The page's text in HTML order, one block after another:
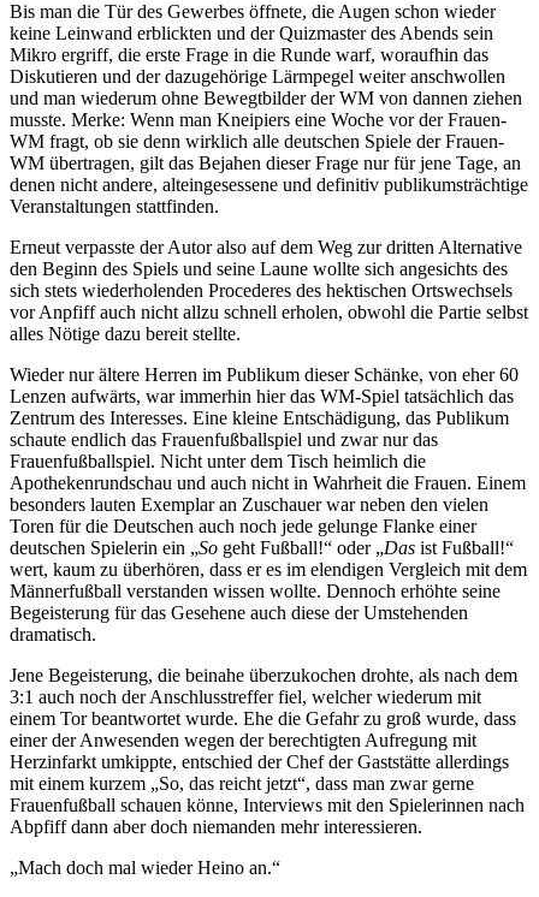
Bis man die Tür des Gewerbes öffnete, die Augen schon wieder
keine Leinwand erblickten und der Quizmaster des Abends sein
Mikro ergriff, die erste Frage in die Runde warf, woraufhin das
Diskutieren und der dazugehörige Lärmpegel weiter anschwollen
und man wiederum ohne Bewegtbilder der WM von dannen ziehen
musste. Merke: Wenn man Kneipiers eine Woche vor der Frauen-
WM fragt, ob sie denn wirklich alle deutschen Spiele der Frauen-
WM übertragen, gilt das Bejahen dieser Frage nur für jene Tage, an
denen nicht andere, alteingesessene und definitiv publikumsträchtige
Veranstaltungen stattfinden.
Erneut verpasste der Autor also auf dem Weg zur dritten Alternative
den Beginn des Spiels und seine Laune wollte sich angesichts des
sich stets wiederholenden Procederes des hektischen Ortswechsels
vor Anpfiff auch nicht allzu schnell erholen, obwohl die Partie selbst
alles Nötige dazu bereit stellte.
Wieder nur ältere Herren im Publikum dieser Schänke, von eher 60
Lenzen aufwärts, war immerhin hier das WM-Spiel tatsächlich das
Zentrum des Interesses. Eine kleine Entschädigung, das Publikum
schaute endlich das Frauenfußballspiel und zwar nur das
Frauenfußballspiel. Nicht unter dem Tisch heimlich die
Apothekenrundschau und auch nicht in Wahrheit die Frauen. Einem
besonders lauten Exemplar an Zuschauer war neben den vielen
Toren für die Deutschen auch noch jede gelunge Flanke einer
deutschen Spielerin ein „So geht Fußball!“ oder „Das ist Fußball!“
wert, kaum zu überhören, dass er es im elendigen Vergleich mit dem
Männerfußball verstanden wissen wollte. Dennoch erhöhte seine
Begeisterung für das Gesehene auch diese der Umstehenden
dramatisch.
Jene Begeisterung, die beinahe überzukochen drohte, als nach dem
3:1 auch noch der Anschlusstreffer fiel, welcher wiederum mit
einem Tor beantwortet wurde. Ehe die Gefahr zu groß wurde, dass
einer der Anwesenden wegen der berechtigten Aufregung mit
Herzinfarkt umkippte, entschied der Chef der Gaststätte allerdings
mit einem kurzem „So, das reicht jetzt“, dass man zwar gerne
Frauenfußball schauen könne, Interviews mit den Spielerinnen nach
Abpfiff dann aber doch niemanden mehr interessieren.
„Mach doch mal wieder Heino an.“